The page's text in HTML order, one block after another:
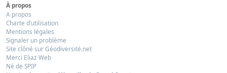
À propos
A propos
Charte d’utilisation
Mentions légales
Signaler un problème
Site clôné sur Géodiversité.net
Merci Eliaz Web
Né de SPIP